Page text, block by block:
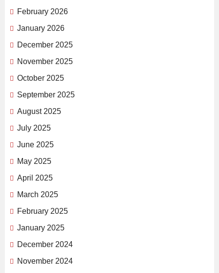
February 2026
January 2026
December 2025
November 2025
October 2025
September 2025
August 2025
July 2025
June 2025
May 2025
April 2025
March 2025
February 2025
January 2025
December 2024
November 2024